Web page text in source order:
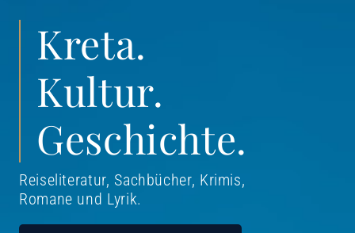
Kreta.
Kultur.
Geschichte.
Reiseliteratur, Sachbücher, Krimis,
Romane und Lyrik.